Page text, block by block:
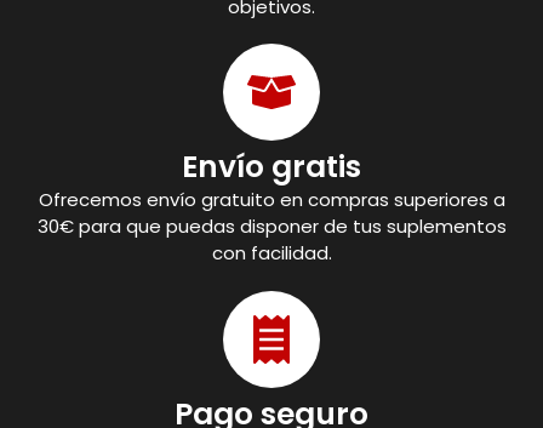
objetivos.
Envío gratis
Ofrecemos envío gratuito en compras superiores a
30€ para que puedas disponer de tus suplementos
con facilidad.
Pago seguro